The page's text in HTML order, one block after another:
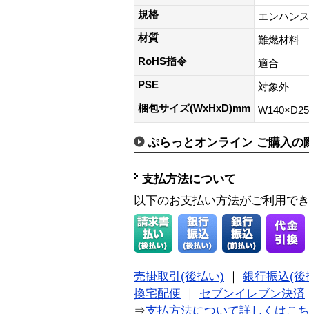
規格
エンハン
材質
難燃材料
RoHS指令
適合
PSE
対象外
梱包サイズ(WxHxD)mm
ぷらっとオンライン ご購入の
支払方法について
以下のお支払い方法がご利用で
売掛取引(後払い) ｜ 銀行振込(後
換宅配便 ｜ セブンイレブン決済
⇒支払方法について詳しくはこ